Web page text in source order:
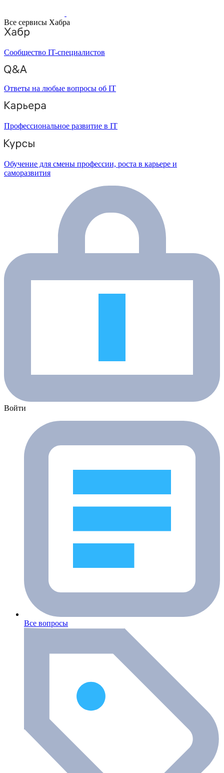
Все сервисы Хабра
Сообщество IT-специалистов
Ответы на любые вопросы об IT
Профессиональное развитие в IT
Обучение для смены профессии, роста в карьере и
саморазвития
Войти
Все вопросы